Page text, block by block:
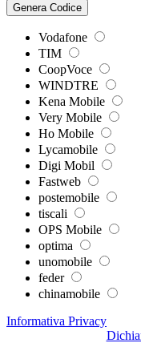
Genera Codice
Vodafone
TIM
CoopVoce
WINDTRE
Kena Mobile
Very Mobile
Ho Mobile
Lycamobile
Digi Mobil
Fastweb
postemobile
tiscali
OPS Mobile
optima
unomobile
feder
chinamobile
Informativa Privacy